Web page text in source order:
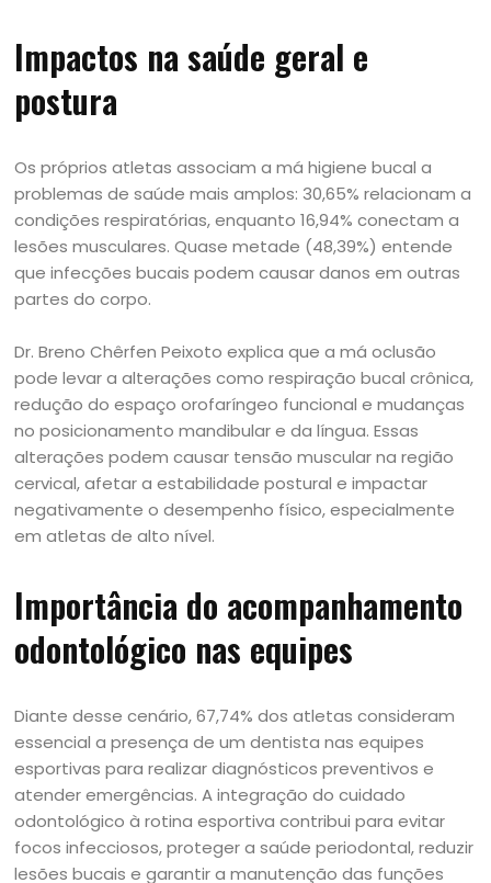
Impactos na saúde geral e
postura
Os próprios atletas associam a má higiene bucal a
problemas de saúde mais amplos: 30,65% relacionam a
condições respiratórias, enquanto 16,94% conectam a
lesões musculares. Quase metade (48,39%) entende
que infecções bucais podem causar danos em outras
partes do corpo.
Dr. Breno Chêrfen Peixoto explica que a má oclusão
pode levar a alterações como respiração bucal crônica,
redução do espaço orofaríngeo funcional e mudanças
no posicionamento mandibular e da língua. Essas
alterações podem causar tensão muscular na região
cervical, afetar a estabilidade postural e impactar
negativamente o desempenho físico, especialmente
em atletas de alto nível.
Importância do acompanhamento
odontológico nas equipes
Diante desse cenário, 67,74% dos atletas consideram
essencial a presença de um dentista nas equipes
esportivas para realizar diagnósticos preventivos e
atender emergências. A integração do cuidado
odontológico à rotina esportiva contribui para evitar
focos infecciosos, proteger a saúde periodontal, reduzir
lesões bucais e garantir a manutenção das funções